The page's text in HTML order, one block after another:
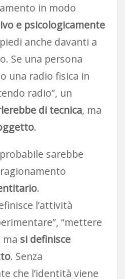
in modo
e psicologicamente
anche davanti a
Se una persona
una radio fisica in
radio”, un
di tecnica, ma
.
sarebbe
.
l’attività
“mettere
ma si definisce
. Senza
che l’identità viene